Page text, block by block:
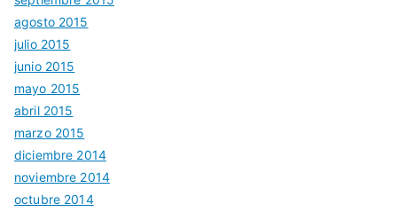
agosto 2015
julio 2015
junio 2015
mayo 2015
abril 2015
marzo 2015
diciembre 2014
noviembre 2014
octubre 2014